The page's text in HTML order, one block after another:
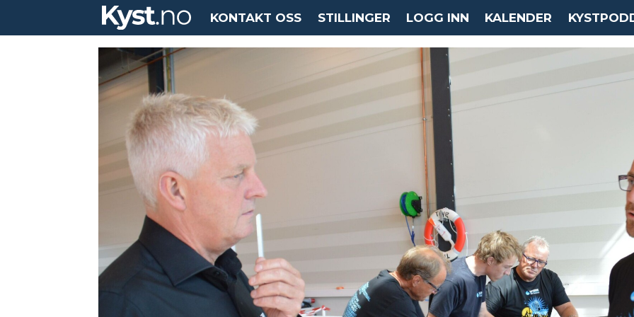
KONTAKT OSS STILLINGER LOGG INN KALENDER